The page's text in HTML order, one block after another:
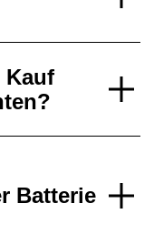
Kauf
Batterie